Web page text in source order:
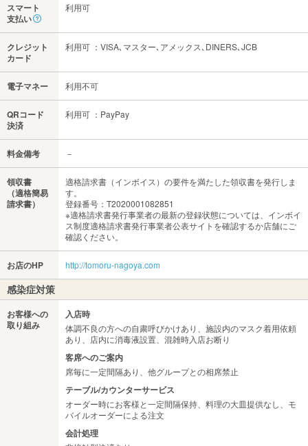
スマート
支払い
利用可
クレジット
カード
利用可 ：VISA､マスター､アメックス､DINERS､JCB
電子マネー 利用不可
QRコード
決済
利用可 ：PayPay
料金備考 －
領収書
（適格簡易
請求書）
適格請求書（インボイス）の要件を満たした領収書を発行しま
す。
登録番号：T2020001082851
※適格請求書発行事業者の最新の登録状態については、インボイ
ス制度適格請求書発行事業者公表サイトを確認するか店舗にご
確認ください。
お店のHP http://tomoru-nagoya.com
感染症対策
お客様への
取り組み
入店時
体調不良の方への自粛呼びかけあり、施設内のマスク着用依頼
あり、店内に消毒液設置、混雑時入店お断り
客席へのご案内
席毎に一定間隔あり、他グループとの相席禁止
テーブル/カウンターサービス
オーダー時にお客様と一定間隔保持、料理の大皿提供なし、モ
バイルオーダーによる注文
会計処理